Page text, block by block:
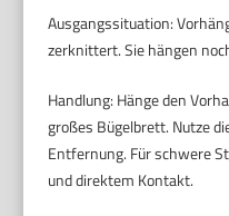
Ausgangssituation:
zerknittert. Sie hängen
Handlung: Hänge den
großes Bügelbrett. Nutze
Entfernung. Für schwere
und direktem Kontakt.